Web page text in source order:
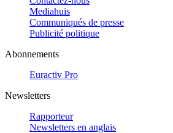
Mediahuis
Communiqués de presse
Publicité politique
Abonnements
Euractiv Pro
Newsletters
Rapporteur
Newsletters en anglais